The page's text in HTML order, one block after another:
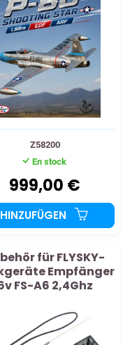
Z58200
En stock
999,00 €
HINZUFÜGEN
für FLYSKY-
Empfänger
FS-A6 2,4Ghz